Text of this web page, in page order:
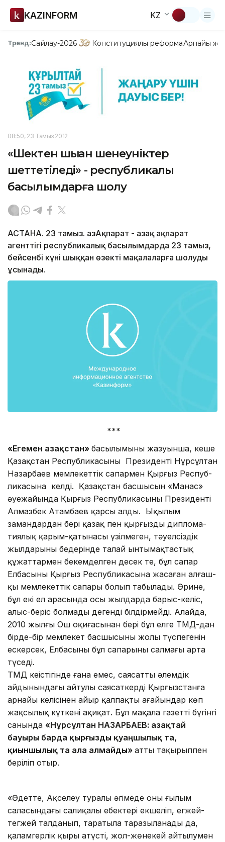
KAZINFORM KZ
Тренд:Сайлау-2026 Конституциялық реформаАрнайы
08:50, 23 Тамыз 2012
«Шектен шыққан шенеуніктер
шеттетіледі» - республикалық
басылымдарға шолу
АСТАНА. 23 тамыз. ҚазАқпарат - Қазақ ақпарат
агенттігі республикалық басылымдарда 23 тамыз,
бейсенбі күні шыққан өзекті мақалаларға шолуды
ұсынады.
***
«Егемен Қазақстан» басылымының жазуынша, кеше
Қазақстан Республикасының Прези­ден­ті Нұрсұлтан
Назарбаев мемлекеттік сапармен Қырғыз Рес­пуб­
ликасына келді. Қазақстан басшысын «Манас»
әуежайында Қырғыз Рес­пуб­ликасының Президенті
Алмазбек Атамбаев қарсы алды. Ықылым
замандардан бері қазақ пен қырғыздың диплома­
тия­лық қарым-қатынасы үзілме­ген, тәуелсіздік
жылдарының бедерінде талай ынтымақтастық
құжаттармен бекемделген десек те, бұл сапар
Елбасының Қырғыз Республикасына жасаған алғаш­
қы мемлекеттік сапары болып та­былады. Әрине,
бұл екі ел ара­сында осы жылдарда барыс-ке­ліс,
алыс-беріс болмады дегенді білдірмейді. Алайда,
2010 жыл­ғы Ош оқиғасынан бері бұл елге ТМД-дан
бірде-бір мемлекет басшысының жолы түспегенін
ескерсек, Елбасының бұл са­пары­ның салмағы арта
түседі.
ТМД кеңістігінде ғана емес, саясаттың әлемдік
айдынындағы ай­тулы саясаткердің Қырғыз­стан­ға
арнайы келісінен айыр қал­пақ­ты ағайындар көп
жақсылық күт­кені ақиқат. Бұл мақала газеттің бүгінгі
санында «Нұрсұлтан НАЗАРБАЕВ: Қазақтай
бауыры барда қырғызды қуаңшылық та,
қиыншылық та ала алмайды» атты тақырыппен
беріліп отыр.
«Әдетте, Ақселеу туралы әңгімеде оның ғылым
саласындағы салиқалы еңбектері екшеліп, егжей-
тегжей талданып, таратыла таразыланады да,
қаламгерлік қыры атүсті, жол-жөнекей айтылумен